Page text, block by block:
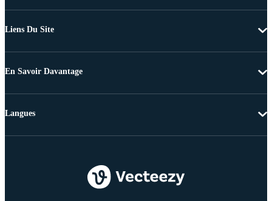
Liens Du Site
En Savoir Davantage
Langues